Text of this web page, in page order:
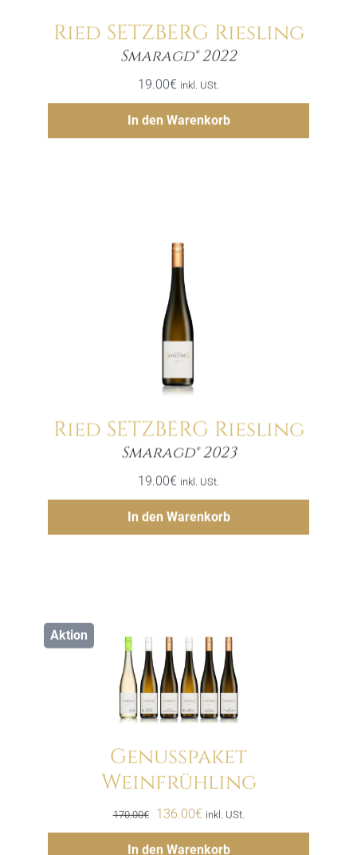
Ried SETZBERG Riesling
Smaragd® 2022
19.00€ inkl. USt.
In den Warenkorb
Menge
Hinzufügen
Ried SETZBERG Riesling
Smaragd® 2023
19.00€ inkl. USt.
In den Warenkorb
Menge
Hinzufügen
Aktion
Genusspaket
Weinfrühling
170.00€
Ursprünglicher
Preis
136.00€Aktueller
Preis
inkl. USt.
In den Warenkorb
Menge
Hinzufügen